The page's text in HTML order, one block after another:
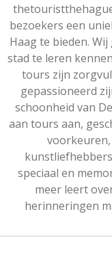
bezoekers een
Haag te bieden.
stad te leren
tours zijn
gepassioneerd
schoonheid van
aan tours aan,
speciaal en
meer leert
herinneringen